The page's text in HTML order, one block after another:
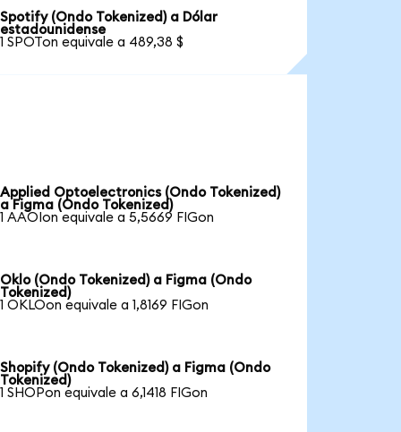
Spotify (Ondo Tokenized) a Dólar
estadounidense
1 SPOTon equivale a 489,38 $
Applied Optoelectronics (Ondo Tokenized)
a Figma (Ondo Tokenized)
1 AAOIon equivale a 5,5669 FIGon
Oklo (Ondo Tokenized) a Figma (Ondo
Tokenized)
1 OKLOon equivale a 1,8169 FIGon
Shopify (Ondo Tokenized) a Figma (Ondo
Tokenized)
1 SHOPon equivale a 6,1418 FIGon